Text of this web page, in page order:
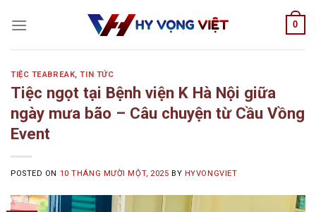
0
TIỆC TEABREAK,TIN TỨC
Tiệc ngọt tại Bệnh viện K Hà Nội giữa
ngày mưa bão – Câu chuyện từ Cầu Vồng
Event
POSTED ON 10 THÁNG MƯỜI MỘT, 2025 BY HYVONGVIET